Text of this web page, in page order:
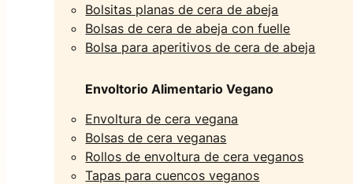
Bolsitas planas de cera de abeja
Bolsas de cera de abeja con fuelle
Bolsa para aperitivos de cera de abeja
Envoltorio Alimentario Vegano
Envoltura de cera vegana
Bolsas de cera veganas
Rollos de envoltura de cera veganos
Tapas para cuencos veganos